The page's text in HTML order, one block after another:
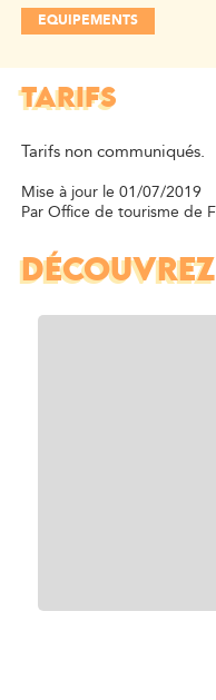
EQUIPEMENTS
TARIFS
Tarifs non communiqués.
Mise à jour le 01/07/2019
Par Office de tourisme de